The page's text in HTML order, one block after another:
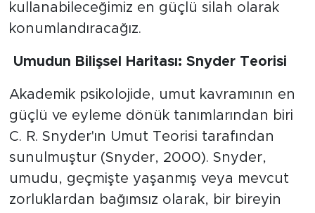
kullanabileceğimiz en güçlü silah olarak
konumlandıracağız.
Umudun Bilişsel Haritası: Snyder Teorisi
​Akademik psikolojide, umut kavramının en
güçlü ve eyleme dönük tanımlarından biri
C. R. Snyder'ın Umut Teorisi tarafından
sunulmuştur (Snyder, 2000). Snyder,
umudu, geçmişte yaşanmış veya mevcut
zorluklardan bağımsız olarak, bir bireyin